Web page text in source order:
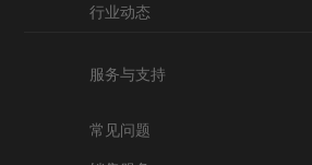
行业动态
服务与支持
常见问题